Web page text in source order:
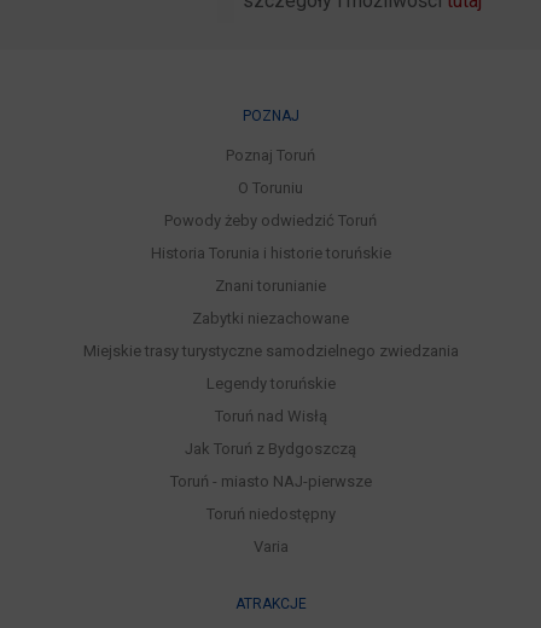
POZNAJ
Poznaj Toruń
O Toruniu
Powody żeby odwiedzić Toruń
Historia Torunia i historie toruńskie
Znani torunianie
Zabytki niezachowane
Miejskie trasy turystyczne samodzielnego zwiedzania
Legendy toruńskie
Toruń nad Wisłą
Jak Toruń z Bydgoszczą
Toruń - miasto NAJ-pierwsze
Toruń niedostępny
Varia
ATRAKCJE